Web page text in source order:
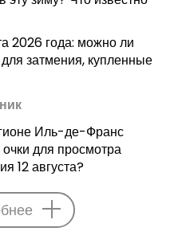
2026 года: можно ли
затмения, купленные
Иль-де-Франс
для просмотра
12 августа?